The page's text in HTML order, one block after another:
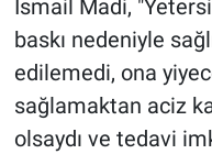
İsmail Madi,
baskı nedeniyle
edilemedi, ona
sağlamaktan aciz
olsaydı ve tedavi